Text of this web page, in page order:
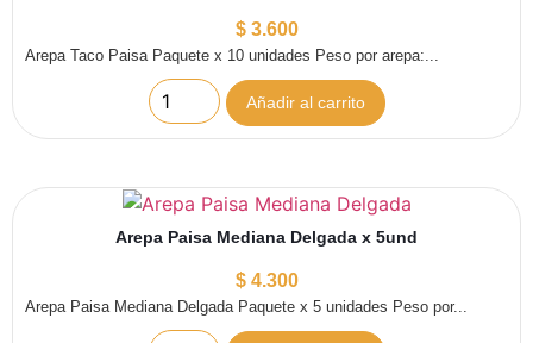
$3.600
Arepa Taco Paisa Paquete x 10 unidades Peso por arepa:...
Añadir al carrito
Arepa Paisa Mediana Delgada x 5und
$4.300
Arepa Paisa Mediana Delgada Paquete x 5 unidades Peso por...